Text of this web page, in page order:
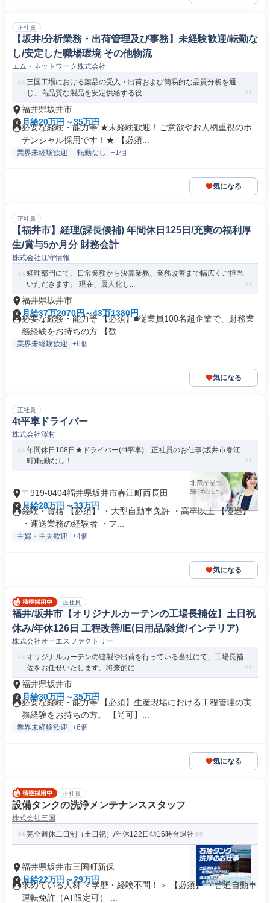
正社員
【坂井/分析業務・出荷管理及び事務】未経験歓迎/転勤な
し/安定した職場環境 その他物流
エム・ネットワーク株式会社
三国工場における薬品の受入・出荷および簡易的な品質分析を通
じ、高品質な製品を安定供給する役...
福井県坂井市
月給20万円～35万円
必要な経験・能力等 ★未経験歓迎！ご意欲やお人柄重視のポ
テンシャル採用です！★ 【必須...
業界未経験歓迎 転勤なし +1個
気になる
正社員
【福井市】経理(課長候補) 年間休日125日/充実の福利厚
生/賞与5か月分 財務会計
株式会社江守情報
経理部門にて、日常業務から決算業務、業務改善まで幅広くご担当
いただきます。 現在、属人化し...
福井県坂井市
月給37万2070円～43万1380円
必要な経験・能力等 【必須】■従業員100名超企業で、財務業
務経験をお持ちの方 【歓...
業界未経験歓迎 +6個
気になる
正社員
4t平車ドライバー
株式会社澤村
年間休日108日★ドライバー(4t平車) 正社員のお仕事(坂井市春江
町)転勤なし！
〒919-0404福井県坂井市春江町西長田
月給28万円～33万円
経験・資格 【必須】 ・大型自動車免許 ・高卒以上 【優遇】
・運送業務の経験者 ・フ...
主婦・主夫歓迎 +4個
気になる
正社員
福井/坂井市【オリジナルカーテンの工場長補佐】土日祝
休み/年休126日 工程改善/IE(日用品/雑貨/インテリア)
株式会社オーエスファクトリー
オリジナルカーテンの縫製や出荷を行っている当社にて、工場長補
佐をお任せいたします。将来的に...
福井県坂井市
月給30万円～35万円
必要な経験・能力等 【必須】生産現場における工程管理の実
務経験をお持ちの方。 【尚可】...
業界未経験歓迎 +6個
気になる
正社員
設備タンクの洗浄メンテナンススタッフ
株式会社三国
完全週休二日制（土日祝）/年休122日◎16時台退社
福井県坂井市三国町新保
月給22万円～29万円
求めている人材 ＜学歴・経験不問！＞ 【必須】 ・普通自動車
運転免許（AT限定可） ...